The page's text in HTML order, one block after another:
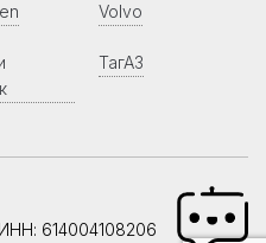
Volvo
ТагАЗ
614004108206